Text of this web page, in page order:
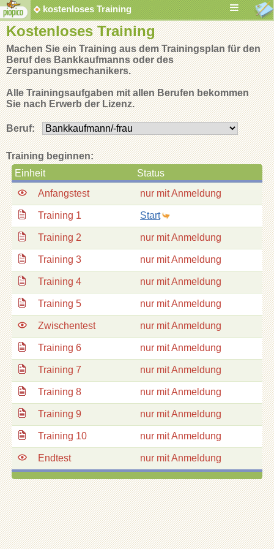
Kostenloses Training
Machen Sie ein Training aus dem Trainingsplan für den
Beruf des Bankkaufmanns oder des
Zerspanungsmechanikers.
Alle Trainingsaufgaben mit allen Berufen bekommen
Sie nach Erwerb der Lizenz.
Beruf:
Training beginnen:
Einheit
Status
Anfangstest
nur mit Anmeldung
Training 1 Start
Training 2 nur mit Anmeldung
Training 3 nur mit Anmeldung
Training 4 nur mit Anmeldung
Training 5 nur mit Anmeldung
Zwischentest nur mit Anmeldung
Training 6 nur mit Anmeldung
Training 7 nur mit Anmeldung
Training 8 nur mit Anmeldung
Training 9 nur mit Anmeldung
Training 10 nur mit Anmeldung
Endtest nur mit Anmeldung
kostenloses Training